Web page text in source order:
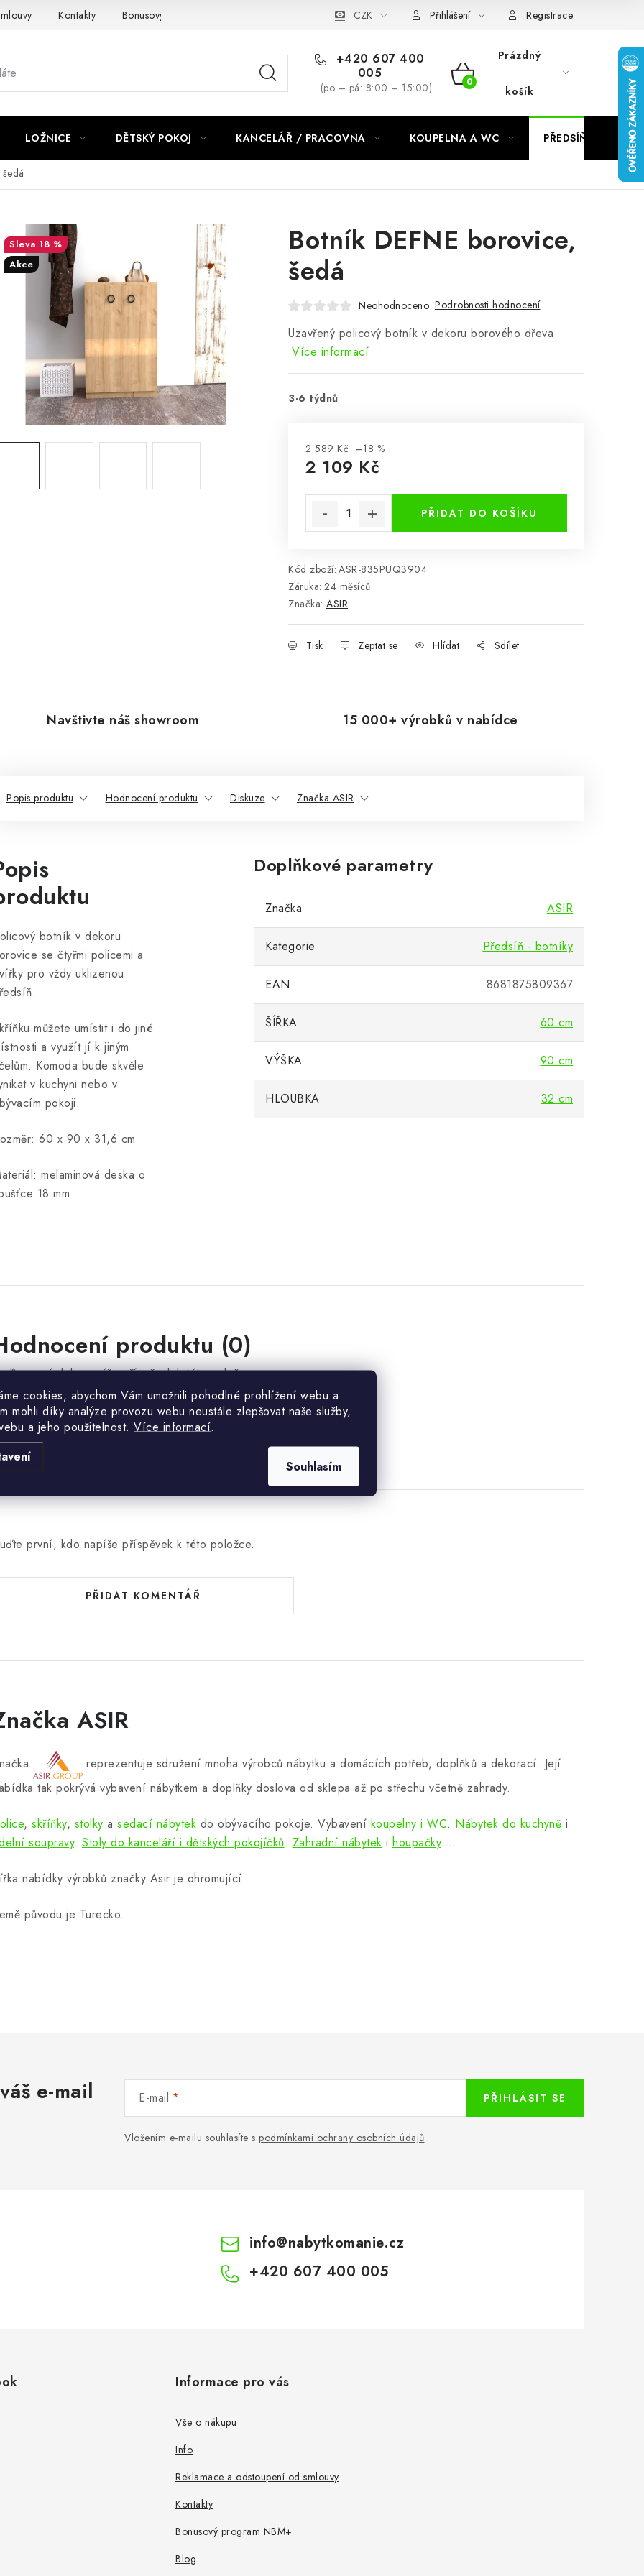
cookies, abychom Vám umožnili pohodlné prohlížení webu a
mohli díky analýze provozu webu neustále zlepšovat naše služby,
a jeho použitelnost. Více informací.
Souhlasím
Kontakty Bonusový program NBM+ CZK Přihlášení Registrace
+420 607 400
005
(po – pá: 8:00 – 15:00)
NÁKUPNÍ
Prázdný
košík
LOŽNICE DĚTSKÝ POKOJ KANCELÁŘ / PRACOVNA KOUPELNA A WC PŘEDSÍŇ
Botník DEFNE borovice,
šedá
Neohodnoceno Podrobnosti hodnocení
Uzavřený policový botník v dekoru borového dřeva
Více informací
3-6 týdnů
2 589 Kč –18 %
2 109 Kč
PŘIDAT DO KOŠÍKU
Kód zboží: ASR-835PUQ3904
Záruka: 24 měsíců
Značka: ASIR
Tisk Zeptat se Hlídat Sdílet
18 %
Akce
Navštivte náš showroom 15 000+ výrobků v nabídce
Popis produktu Hodnocení produktu Diskuze Značka ASIR
botník v dekoru
se čtyřmi policemi a
pro vždy uklizenou
můžete umístit i do jiné
a využít jí k jiným
Komoda bude skvěle
v kuchyni nebo v
pokoji.
60 x 90 x 31,6 cm
melaminová deska o
18 mm
Doplňkové parametry
Značka ASIR
Kategorie Předsíň - botníky
EAN 8681875809367
ŠÍŘKA 60 cm
VÝŠKA 90 cm
HLOUBKA 32 cm
produktu (0)
první, kdo napíše příspěvek k této položce.
PŘIDAT HODNOCENÍ
první, kdo napíše příspěvek k této položce.
PŘIDAT KOMENTÁŘ
ASIR
reprezentuje sdružení mnoha výrobců nábytku a domácích potřeb, doplňků a dekorací. Její
tak pokrývá vybavení nábytkem a doplňky doslova od sklepa až po střechu včetně zahrady.
, skříňky, stolky a sedací nábytek do obývacího pokoje. Vybavení koupelny i WC. Nábytek do kuchyně i
soupravy. Stoly do kanceláří i dětských pokojíčků. Zahradní nábytek i houpačky....
nabídky výrobků značky Asir je ohromující.
původu je Turecko.
e-mail E-mail
Vložením e-mailu souhlasíte s podmínkami ochrany osobních údajů
PŘIHLÁSIT SE
info@nabytkomanie.cz
+420 607 400 005
Informace pro vás
Vše o nákupu
Info
Reklamace a odstoupení od smlouvy
Kontakty
Bonusový program NBM+
Blog